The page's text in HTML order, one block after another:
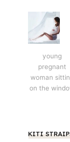
young
pregnant
woman
on the
KITI